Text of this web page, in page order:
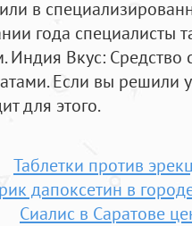
в
года специалисты
Индия Вкус: Средство
Если вы решили
для этого.
Таблетки против
дапоксетин в
Сиалис в Саратове